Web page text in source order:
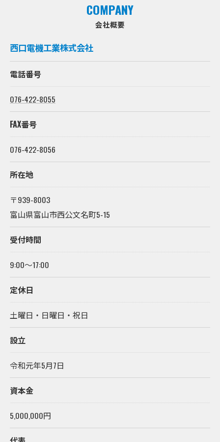
会社概要
COMPANY
西口電機工業株式会社
電話番号
076-422-8055
FAX番号
076-422-8056
所在地
〒939-8003
富山県富山市西公文名町5-15
受付時間
9:00～17:00
定休日
土曜日・日曜日・祝日
設立
令和元年5月7日
資本金
5,000,000円